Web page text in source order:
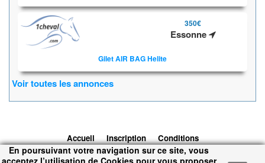
350€
Essonne
Gilet AIR BAG Helite
Voir toutes les annonces
Accueil Inscription
Conditions
d'utilisation
Contacts © 2026 1cheval.com
Ecurie Virtuelle -
En poursuivant votre navigation sur ce site, vous
acceptez l’utilisation de Cookies pour vous proposer